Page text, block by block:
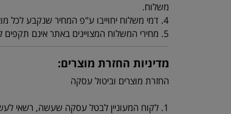
משלוח.
4. דמי משלוח יחוייבו ע"פ המחיר שנקבע לכל מוצר ומוצר, בהזמנה מתחת ל 250 ש"ח יחוייב הלקוח ב 40 ש"ח דמי משלוח.
5. מחירי המשלוח המצויינים באתר אינם תקפים לאזור אילת והערבה ולאיזורים ביו"ש או יישובים מרוחקים. מחירי משלוח סופיים ניתן לקבל מנציגי החברה.
מדיניות החזרת מוצרים:
החזרת מוצרים וביטול עסקה
1. לקוח המעוניין לבטל עסקה שעשה, רשאי לעשות זאת בכפוף ובהתאם להוראות החוק להגנת הצרכן התשמ"א 1981.